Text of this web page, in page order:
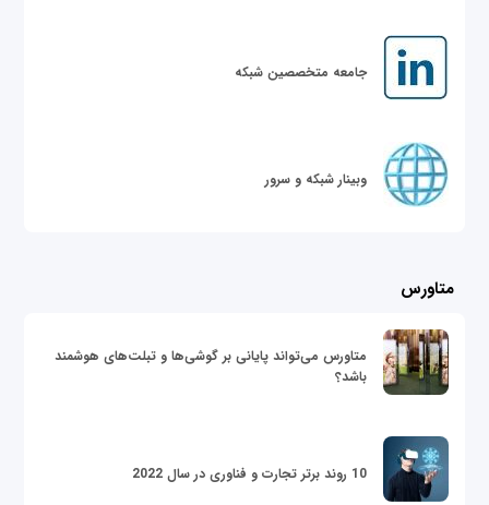
جامعه متخصصین شبکه
وبینار شبکه و سرور
متاورس
متاورس می‌تواند پایانی بر گوشی‌ها و تبلت‌های هوشمند
باشد؟
10 روند برتر تجارت و فناوری در سال 2022